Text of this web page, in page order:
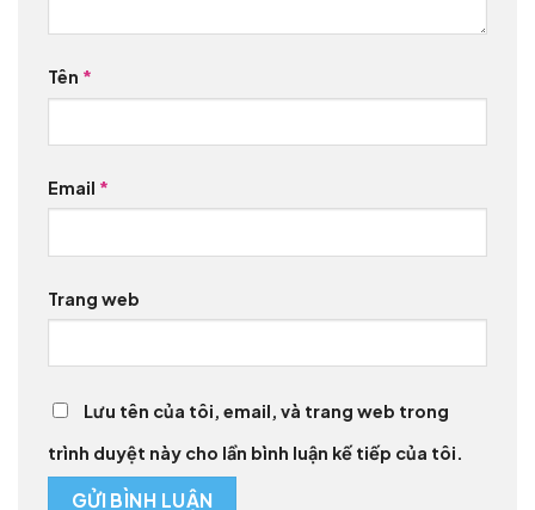
Tên *
Email *
Trang web
Lưu tên của tôi, email, và trang web trong
trình duyệt này cho lần bình luận kế tiếp của tôi.